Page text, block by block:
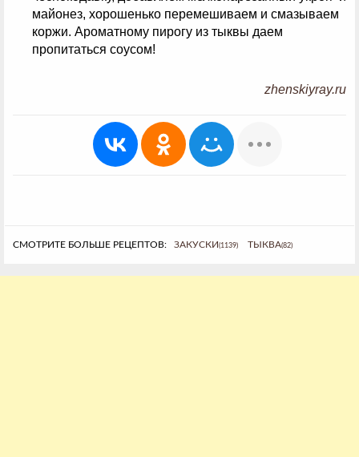
майонез, хорошенько перемешиваем и смазываем
коржи. Ароматному пирогу из тыквы даем
пропитаться соусом!
zhenskiyray.ru
СМОТРИТЕ БОЛЬШЕ РЕЦЕПТОВ: ЗАКУСКИ (1139) ТЫКВА(82)